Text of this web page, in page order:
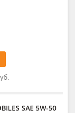
SAE 5W-50